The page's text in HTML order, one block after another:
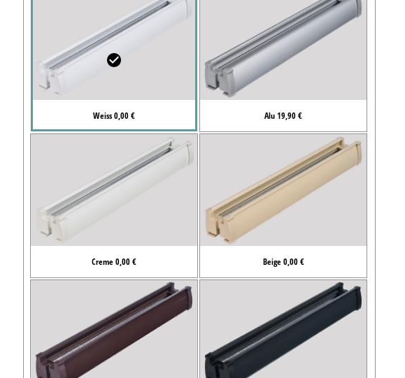
Weiss 0,00 € Alu 19,90 €
Creme 0,00 € Beige 0,00 €